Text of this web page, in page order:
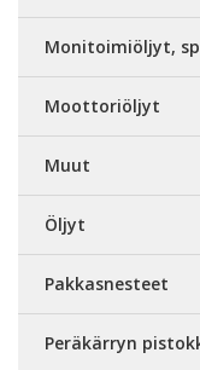
Monitoimiöljyt,
Moottoriöljyt
Muut
Öljyt
Pakkasnesteet
Peräkärryn